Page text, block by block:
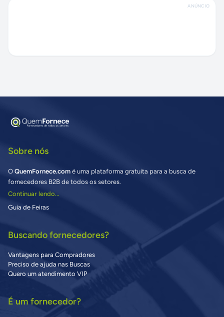
ANÚNCIO
Sobre nós
O QuemFornece.com é uma plataforma gratuita para a busca de
fornecedores B2B de todos os setores.
Continuar lendo...
Guia de Feiras
Buscando fornecedores?
Vantagens para Compradores
Preciso de ajuda nas Buscas
Quero um atendimento VIP
É um fornecedor?